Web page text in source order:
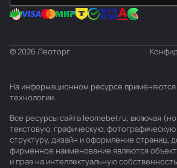
© 2026 Леоторг
На информационном ресурсе применяются
технологии.
Все ресурсы сайта leomebel.ru, включая
текстовую, графическую,
структуру, дизайн и оформление страниц,
фирменное наименование являются
и прав на интеллектуальную